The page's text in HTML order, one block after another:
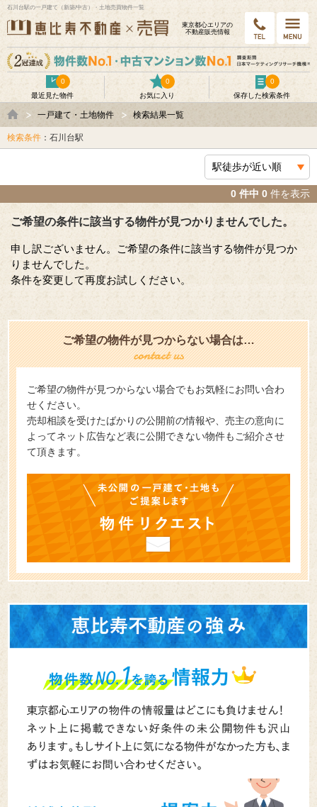
石川台駅の一戸建て（新築/中古）・土地売買物件一覧
東京都⼼エリアの
不動産販売情報
最近見た物件
0
お気に入り
0
保存した検索条件
0
一戸建て・土地物件 検索結果一覧
検索条件 ：石川台駅
0 件中 0 件を表示
ご希望の条件に該当する物件が見つかりませんでした。
申し訳ございません。ご希望の条件に該当する物件が見つか
りませんでした。
条件を変更して再度お試しください。
ご希望の物件が見つからない場合は…
ご希望の物件が見つからない場合でもお気軽にお問い合わ
せください。
売却相談を受けたばかりの公開前の情報や、売主の意向に
よってネット広告など表に公開できない物件もご紹介させ
て頂きます。